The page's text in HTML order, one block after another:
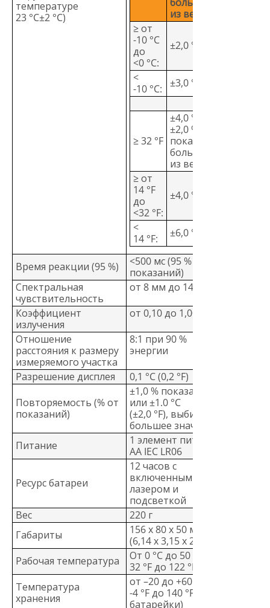
температуре
23 °C±2 °C)
из величин
≥ от
-10 °C
до
<0 °C:
±2,0 °C
<
-10 °C:
±3,0 °C
≥ 32 °F
±4,0 °F или
±2,0 %
показаний,
большая
из величин
≥ от
14 °F
до
<32 °F:
±4,0 °F
<
14 °F:
±6,0 °F
Время реакции (95 %)
<500 мс (95 % от
показаний)
Спектральная
чувствительность
от 8 мм до 14 мм
Коэффициент
излучения
от 0,10 до 1,00
Отношение
расстояния к размеру
измеряемого участка
8:1 при 90 %
энергии
Разрешение дисплея
0,1 °C (0,2 °F)
Повторяемость (% от
показаний)
±1,0 % показаний
или ±1.0 °C
(±2,0 °F), выбирается
большее значение
Питание
1 элемент питания
AA IEC LR06
Ресурс батареи
12 часов с
включенным
лазером и
подсветкой
Вес
220 г
Габариты
156 x 80 x 50 мм
(6,14 x 3,15 x 2")
Рабочая температура
От 0 °C до 50 °C (от
32 °F до 122 °F)
Температура
хранения
от –20 до +60 °C (от
-4 °F до 140 °F), (без
батарейки)